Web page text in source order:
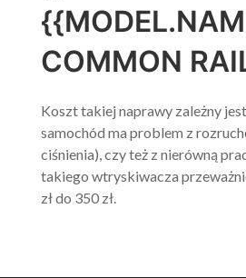
COMMON
Koszttakiej naprawy zależny
samochód ma problem z
ciśnienia), czy też z nierówną
takiego wtryskiwacza
zł do 350 zł.